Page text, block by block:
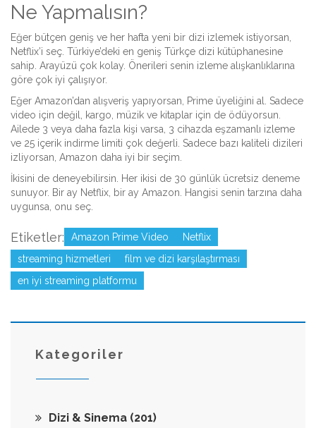
Ne Yapmalısın?
Eğer bütçen geniş ve her hafta yeni bir dizi izlemek istiyorsan,
Netflix’i seç. Türkiye’deki en geniş Türkçe dizi kütüphanesine
sahip. Arayüzü çok kolay. Önerileri senin izleme alışkanlıklarına
göre çok iyi çalışıyor.
Eğer Amazon’dan alışveriş yapıyorsan, Prime üyeliğini al. Sadece
video için değil, kargo, müzik ve kitaplar için de ödüyorsun.
Ailede 3 veya daha fazla kişi varsa, 3 cihazda eşzamanlı izleme
ve 25 içerik indirme limiti çok değerli. Sadece bazı kaliteli dizileri
izliyorsan, Amazon daha iyi bir seçim.
İkisini de deneyebilirsin. Her ikisi de 30 günlük ücretsiz deneme
sunuyor. Bir ay Netflix, bir ay Amazon. Hangisi senin tarzına daha
uygunsa, onu seç.
Etiketler: Amazon Prime Video
Netflix
streaming hizmetleri
film ve dizi karşılaştırması
en iyi streaming platformu
Kategoriler
Dizi & Sinema (201)